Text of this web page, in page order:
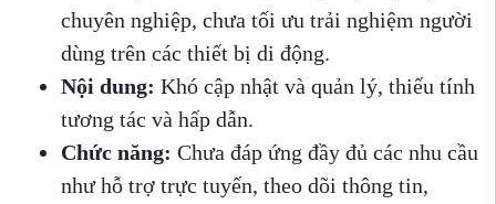
chuyên nghiệp, chưa tối ưu trải nghiệm người
dùng trên các thiết bị di động.
Nội dung: Khó cập nhật và quản lý, thiếu tính
tương tác và hấp dẫn.
Chức năng: Chưa đáp ứng đầy đủ các nhu cầu
như hỗ trợ trực tuyến, theo dõi thông tin,